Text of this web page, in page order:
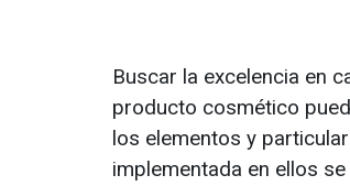
Buscar la excelencia en
producto cosmético
los elementos y
implementada en ellos